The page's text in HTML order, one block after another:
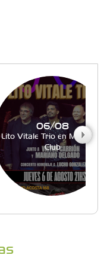
06/08
Lito Vitale Trio en Muddy´s
Club